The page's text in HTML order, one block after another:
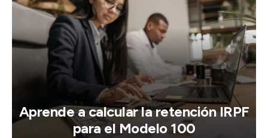
Aprende a calcular la retención IRPF
para el Modelo 100